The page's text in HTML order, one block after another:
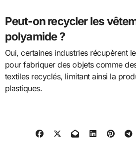
Peut-on recycler les
polyamide ?
Oui, certaines industries récupèrent
pour fabriquer des objets comme
textiles recyclés, limitant ainsi la
plastiques.